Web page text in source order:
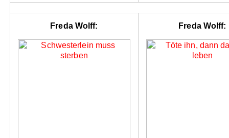
Freda Wolff: Freda Wolff: